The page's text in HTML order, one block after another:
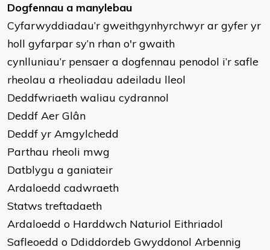
Dogfennau a manylebau
Cyfarwyddiadau’r gweithgynhyrchwyr ar gyfer yr
holl gyfarpar sy’n rhan o'r gwaith
cynlluniau’r pensaer a dogfennau penodol i’r safle
rheolau a rheoliadau adeiladu lleol
Deddfwriaeth waliau cydrannol
Deddf Aer Glân
Deddf yr Amgylchedd
Parthau rheoli mwg
Datblygu a ganiateir
Ardaloedd cadwraeth
Statws treftadaeth
Ardaloedd o Harddwch Naturiol Eithriadol
Safleoedd o Ddiddordeb Gwyddonol Arbennig